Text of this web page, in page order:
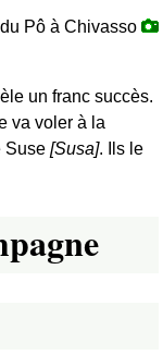
Pô à Chivasso
un franc succès.
va voler à la
Suse [Susa]. Ils le